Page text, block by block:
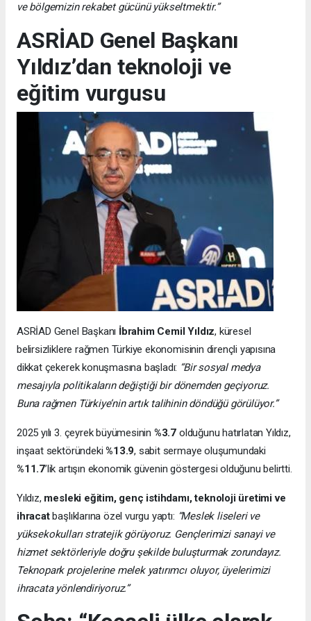
ve bölgemizin rekabet gücünü yükseltmektir.”
ASRİAD Genel Başkanı
Yıldız’dan teknoloji ve
eğitim vurgusu
ASRİAD Genel Başkanı İbrahim Cemil Yıldız, küresel
belirsizliklere rağmen Türkiye ekonomisinin dirençli yapısına
dikkat çekerek konuşmasına başladı: “Bir sosyal medya
mesajıyla politikaların değiştiği bir dönemden geçiyoruz.
Buna rağmen Türkiye’nin artık talihinin döndüğü görülüyor.”
2025 yılı 3. çeyrek büyümesinin %3.7 olduğunu hatırlatan Yıldız,
inşaat sektöründeki%13.9, sabit sermaye oluşumundaki
%11.7’lik artışın ekonomik güvenin göstergesi olduğunu belirtti.
Yıldız, mesleki eğitim, genç istihdamı, teknoloji üretimi ve
ihracatbaşlıklarına özel vurgu yaptı: “Meslek liseleri ve
yüksekokulları stratejik görüyoruz. Gençlerimizi sanayi ve
hizmet sektörleriyle doğru şekilde buluşturmak zorundayız.
Teknopark projelerine melek yatırımcı oluyor, üyelerimizi
ihracata yönlendiriyoruz.”